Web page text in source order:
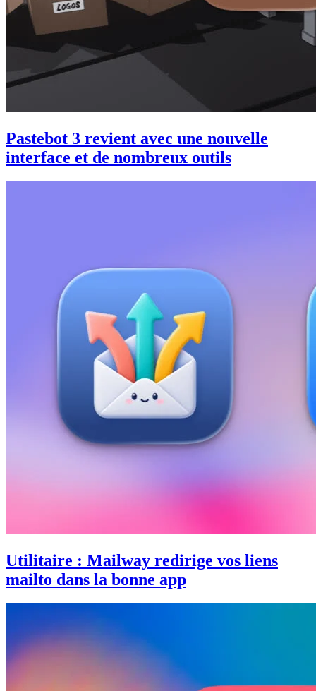
Pastebot 3 revient avec une nouvelle
interface et de nombreux outils
Utilitaire : Mailway redirige vos liens
mailto dans la bonne app